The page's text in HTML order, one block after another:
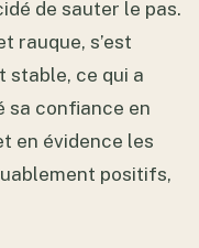
de sauter le pas.
rauque, s’est
stable, ce qui a
sa confiance en
en évidence les
positifs,